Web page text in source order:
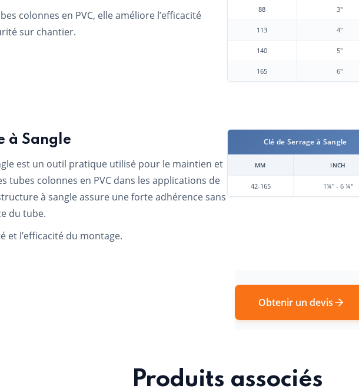
colonnes en PVC, elle améliore l’efficacité
sur chantier.
88 3"
113 4"
140 5"
165 6"
à Sangle
est un outil pratique utilisé pour le maintien et
tubes colonnes en PVC dans les applications de
à sangle assure une forte adhérence sans
du tube.
et l’efficacité du montage.
Clé de Serrage à Sangle
MM INCH
42-165 1¼" - 6 ¼"
Obtenir un devis
Produits associés